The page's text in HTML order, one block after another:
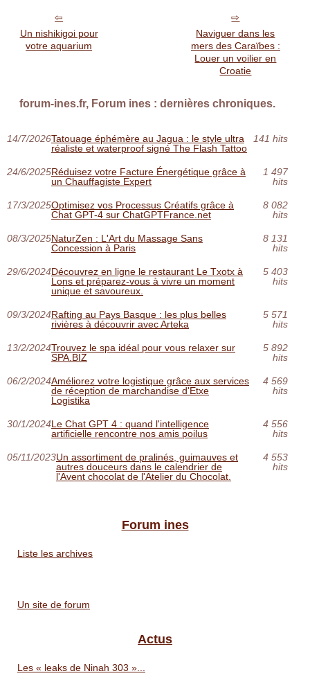
Un nishikigoi pour
votre aquarium
Naviguer dans les
mers des Caraïbes :
Louer un voilier en
Croatie
forum-ines.fr, Forum ines : dernières chroniques.
14/7/2026Tatouage éphémère au Jagua : le style ultra
réaliste et waterproof signé The Flash Tattoo
141 hits
24/6/2025Réduisez votre Facture Énergétique grâce à
un Chauffagiste Expert
1 497
hits
17/3/2025Optimisez vos Processus Créatifs grâce à
Chat GPT-4 sur ChatGPTFrance.net
8 082
hits
08/3/2025NaturZen : L'Art du Massage Sans
Concession à Paris
8 131
hits
29/6/2024Découvrez en ligne le restaurant Le Txotx à
Lons et préparez-vous à vivre un moment
unique et savoureux.
5 403
hits
09/3/2024Rafting au Pays Basque : les plus belles
rivières à découvrir avec Arteka
5 571
hits
13/2/2024Trouvez le spa idéal pour vous relaxer sur
SPA.BIZ
5 892
hits
06/2/2024Améliorez votre logistique grâce aux services
de réception de marchandise d'Etxe
Logistika
4 569
hits
30/1/2024Le Chat GPT 4 : quand l'intelligence
artificielle rencontre nos amis poilus
4 556
hits
05/11/2023Un assortiment de pralinés, guimauves et
autres douceurs dans le calendrier de
l'Avent chocolat de l'Atelier du Chocolat.
4 553
hits
Forum ines
Liste les archives
Un site de forum
Actus
Les « leaks de Ninah 303 »...